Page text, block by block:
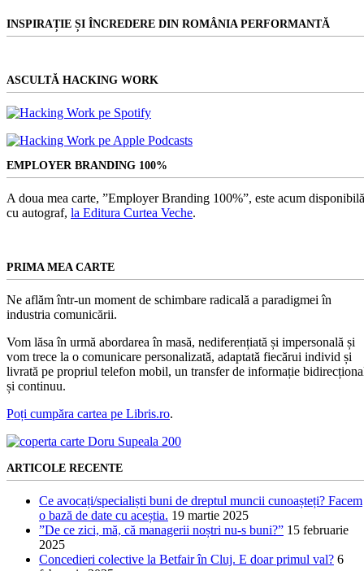
INSPIRAȚIE ȘI ÎNCREDERE DIN ROMÂNIA PERFORMANTĂ
ASCULTĂ HACKING WORK
EMPLOYER BRANDING 100%
A doua mea carte, ”Employer Branding 100%”, este acum
cu autograf, la Editura Curtea Veche.
PRIMA MEA CARTE
Ne aflăm într-un moment de schimbare radicală a paradigmei în
industria comunicării.
Vom lăsa în urmă abordarea în masă, nediferențiată și impersonală și
vom trece la o comunicare personalizată, adaptată fiecărui individ și
livrată pe propriul telefon mobil, un transfer de informație
și continuu.
Poți cumpăra cartea pe Libris.ro.
ARTICOLE RECENTE
Ce avocați/specialiști buni de dreptul muncii cunoașteți? Facem
o bază de date cu aceștia. 19 martie 2025
”De ce zici, mă, că managerii noștri nu-s buni?” 15 februarie
2025
Concedieri colective la Betfair în Cluj. E doar primul val? 6